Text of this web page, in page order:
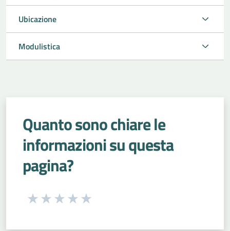
Ubicazione
Modulistica
Quanto sono chiare le
informazioni su questa
pagina?
Seleziona una valutazione da 1 a 5 stelle